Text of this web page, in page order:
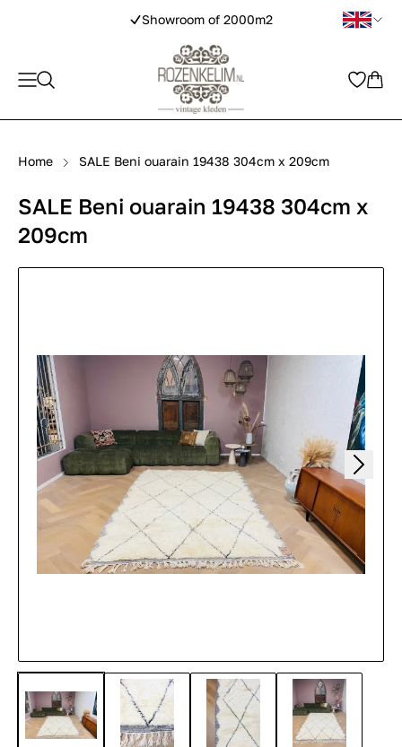
Showroom of 2000m2
Home SALE Beni ouarain 19438 304cm x 209cm
SALE Beni ouarain 19438 304cm x
209cm